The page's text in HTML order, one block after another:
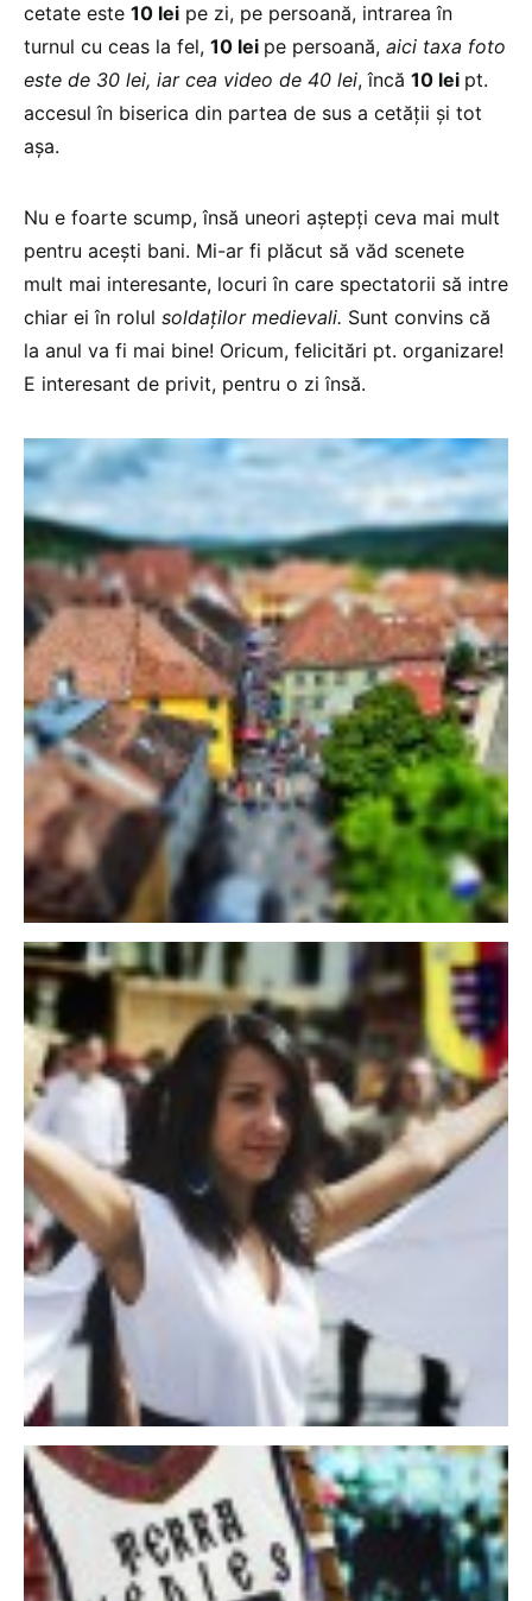
cetate este 10 lei pe zi, pe persoană, intrarea în
turnul cu ceas la fel, 10 lei pe persoană, aici taxa foto
este de 30 lei, iar cea video de 40 lei, încă 10 lei pt.
accesul în biserica din partea de sus a cetății și tot
așa.
Nu e foarte scump, însă uneori aștepți ceva mai mult
pentru acești bani. Mi-ar fi plăcut să văd scenete
mult mai interesante, locuri în care spectatorii să intre
chiar ei în rolul soldaților medievali. Sunt convins că
la anul va fi mai bine! Oricum, felicitări pt. organizare!
E interesant de privit, pentru o zi însă.